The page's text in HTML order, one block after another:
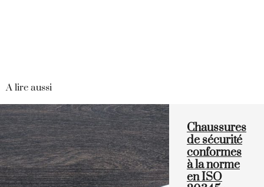
A lire aussi
Chaussures
de sécurité
conformes
à la norme
en ISO